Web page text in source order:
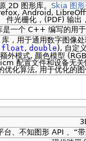
2D 图形库。 Skia 图形
Android,
件光栅化，(PDF) 输出
是一个 C++ 编写的用
，用于通用数字图像
float, double), 自定
外模式, 颜色模型
配置文件和设备无
优化算法, 用于优化的
台、不知图形 API 、“